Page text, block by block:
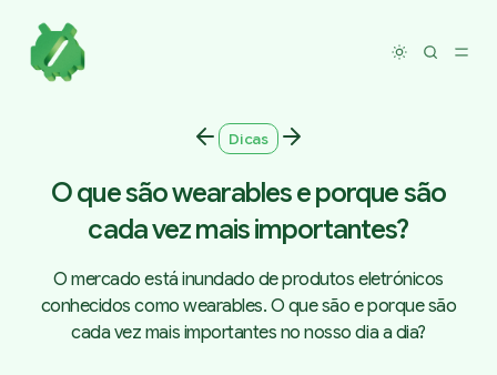
Toggle
Dicas
O que são wearables e porque são
cada vez mais importantes?
O mercado está inundado de produtos eletrónicos
conhecidos como wearables. O que são e porque são
cada vez mais importantes no nosso dia a dia?